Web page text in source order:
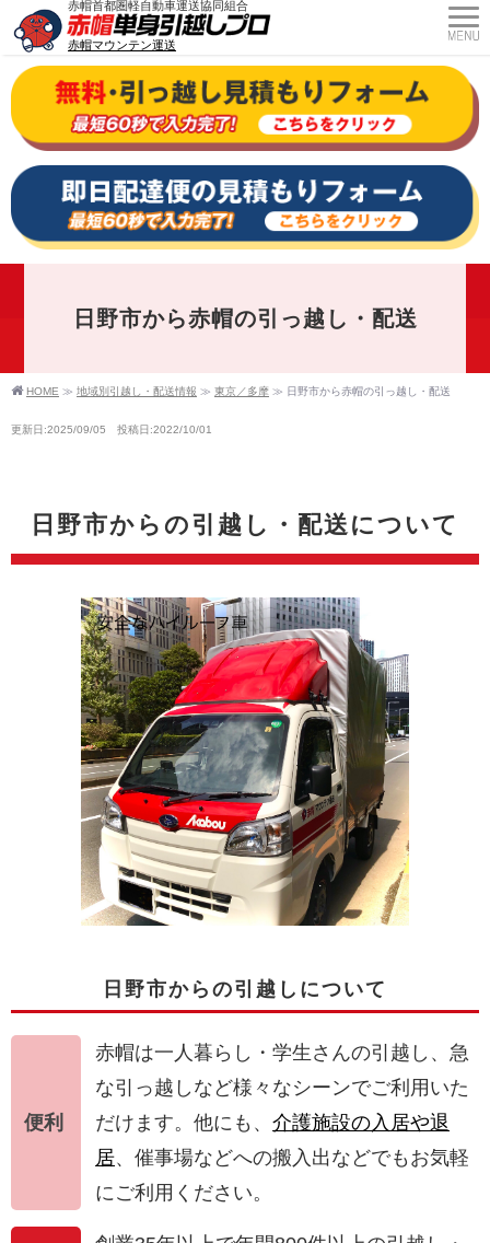
赤帽マウンテン運送
赤帽首都圏軽自動車運送協同組合
日野市から赤帽の引っ越し・配送
HOME ≫ 地域別引越し・配送情報 ≫ 東京／多摩 ≫ 日野市から赤帽の引っ越し・配送
更新日:2025/09/05 投稿日:2022/10/01
日野市からの引越し・配送について
日野市からの引越しについて
便利
赤帽は一人暮らし・学生さんの引越し、急
な引っ越しなど様々なシーンでご利用いた
だけます。他にも、介護施設の入居や退
居、催事場などへの搬入出などでもお気軽
にご利用ください。